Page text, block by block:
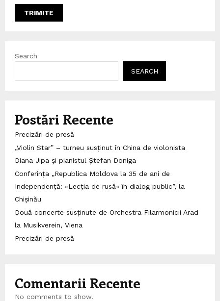
Search
SEARCH
Postări Recente
Precizări de presă
„Violin Star” – turneu susținut în China de violonista
Diana Jipa și pianistul Ștefan Doniga
Conferința „Republica Moldova la 35 de ani de
Independență: «Lecția de rusă» în dialog public”, la
Chișinău
Două concerte susținute de Orchestra Filarmonicii Arad
la Musikverein, Viena
Precizări de presă
Comentarii Recente
No comments to show.